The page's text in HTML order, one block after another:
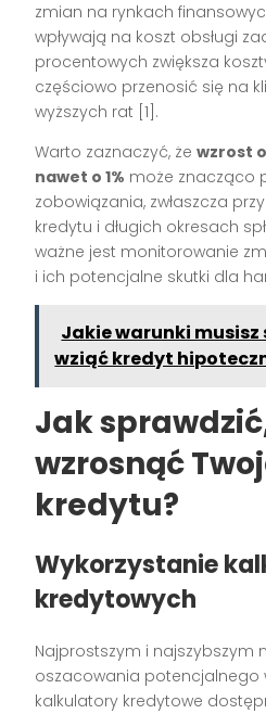
zmian na rynkach
wpływają na koszt obsługi
procentowych zwiększa
częściowo przenosić się na
wyższych rat [1].
Warto zaznaczyć, żewzrost
nawet o 1% może znacząco
zobowiązania, zwłaszcza
kredytu i długich okresach
ważne jest monitorowanie
i ich potencjalne skutki dla
Jakie warunki musisz
wziąć kredyt
Jak
wzrosnąć
kredytu?
Wykorzystanie
kredytowych
Najprostszym i najszybszym
oszacowania potencjalnego
kalkulatory kredytowe